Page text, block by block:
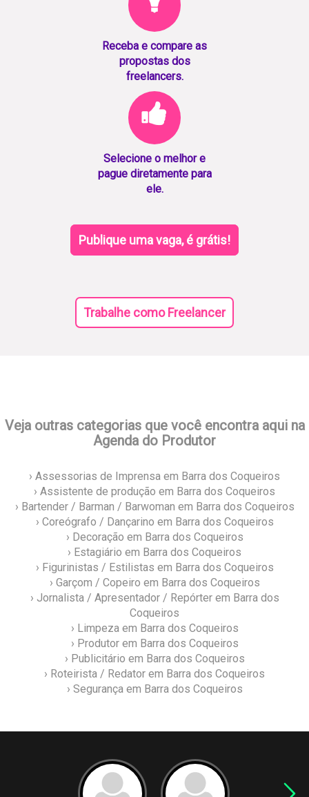
Receba e compare as
propostas dos
freelancers.
Selecione o melhor e
pague diretamente para
ele.
Publique uma vaga, é grátis!
Trabalhe como Freelancer
Veja outras categorias que você encontra aqui na
Agenda do Produtor
› Assessorias de Imprensa em Barra dos Coqueiros
› Assistente de produção em Barra dos Coqueiros
› Bartender / Barman / Barwoman em Barra dos Coqueiros
› Coreógrafo / Dançarino em Barra dos Coqueiros
› Decoração em Barra dos Coqueiros
› Estagiário em Barra dos Coqueiros
› Figurinistas / Estilistas em Barra dos Coqueiros
› Garçom / Copeiro em Barra dos Coqueiros
› Jornalista / Apresentador / Repórter em Barra dos
Coqueiros
› Limpeza em Barra dos Coqueiros
› Produtor em Barra dos Coqueiros
› Publicitário em Barra dos Coqueiros
› Roteirista / Redator em Barra dos Coqueiros
› Segurança em Barra dos Coqueiros